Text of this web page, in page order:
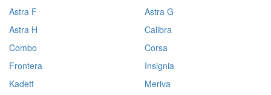
Astra F
Astra G
Astra H
Calibra
Combo
Corsa
Frontera
Insignia
Kadett
Meriva